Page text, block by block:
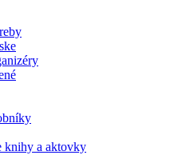
knihy a aktovky